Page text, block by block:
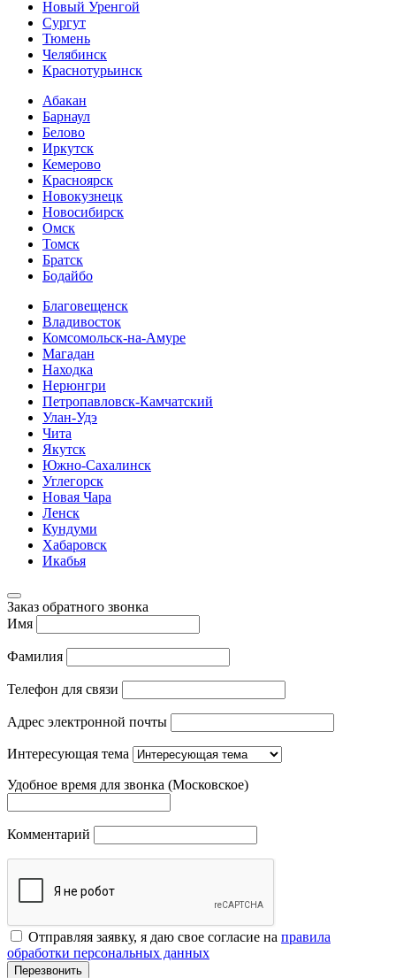
Новый Уренгой
Сургут
Тюмень
Челябинск
Краснотурьинск
Абакан
Барнаул
Белово
Иркутск
Кемерово
Красноярск
Новокузнецк
Новосибирск
Омск
Томск
Братск
Бодайбо
Благовещенск
Владивосток
Комсомольск-на-Амуре
Магадан
Находка
Нерюнгри
Петропавловск-Камчатский
Улан-Удэ
Чита
Якутск
Южно-Сахалинск
Углегорск
Новая Чара
Ленск
Кундуми
Хабаровск
Икабья
Заказ обратного звонка
Имя
Фамилия
Телефон для связи
Адрес электронной почты
Интересующая тема
Удобное время для звонка (Московское)
Комментарий
Отправляя заявку, я даю свое согласие на правила
обработки персональных данных
Перезвонить